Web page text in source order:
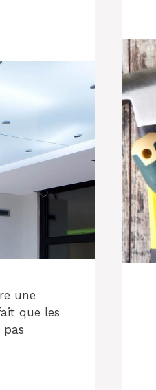
une
que les